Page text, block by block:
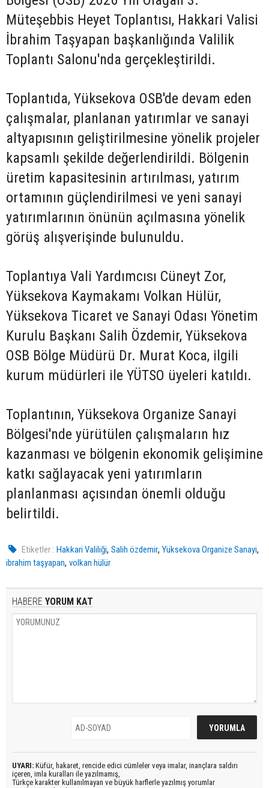
Müteşebbis Heyet Toplantısı, Hakkari Valisi
İbrahim Taşyapan başkanlığında Valilik
Toplantı Salonu'nda gerçekleştirildi.
Toplantıda, Yüksekova OSB'de devam eden
çalışmalar, planlanan yatırımlar ve sanayi
altyapısının geliştirilmesine yönelik projeler
kapsamlı şekilde değerlendirildi. Bölgenin
üretim kapasitesinin artırılması, yatırım
ortamının güçlendirilmesi ve yeni sanayi
yatırımlarının önünün açılmasına yönelik
görüş alışverişinde bulunuldu.
Toplantıya Vali Yardımcısı Cüneyt Zor,
Yüksekova Kaymakamı Volkan Hülür,
Yüksekova Ticaret ve Sanayi Odası Yönetim
Kurulu Başkanı Salih Özdemir, Yüksekova
OSB Bölge Müdürü Dr. Murat Koca, ilgili
kurum müdürleri ile YÜTSO üyeleri katıldı.
Toplantının, Yüksekova Organize Sanayi
Bölgesi'nde yürütülen çalışmaların hız
kazanması ve bölgenin ekonomik gelişimine
katkı sağlayacak yeni yatırımların
planlanması açısından önemli olduğu
belirtildi.
Etiketler : Hakkari Valiliği,Salih özdemir,Yüksekova Organize Sanayi,
ibrahim taşyapan, volkan hülür
HABERE YORUM KAT
UYARI: Küfür, hakaret, rencide edici cümleler veya imalar, inançlara saldırı
içeren, imla kuralları ile yazılmamış,
Türkçe karakter kullanılmayan ve büyük harflerle yazılmış yorumlar